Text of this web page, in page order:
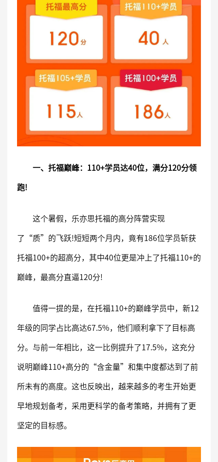
一、托福巅峰：110+学员达40位，满分120分领
跑!
这个暑假，乐亦思托福的高分阵营实现
了“质”的飞跃!短短两个月内，竟有186位学员斩获
托福100+的超高分，其中40位更是冲上了托福110+的
巅峰，最高分直逼120分!
值得一提的是，在托福110+的巅峰学员中，新12
年级的同学占比高达67.5%，他们顺利拿下了目标高
分。与前一年相比，这一比例提升了17.5%，这充分
说明巅峰110+高分的“含金量”和集中度都达到了前
所未有的高度。这也反映出，越来越多的考生开始更
早地规划备考，采用更科学的备考策略，并拥有了更
坚定的目标感。